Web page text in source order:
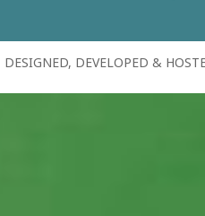
DESIGNED, DEVELOPED &